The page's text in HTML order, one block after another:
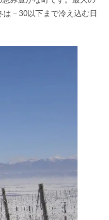
－30以下まで冷え込む日